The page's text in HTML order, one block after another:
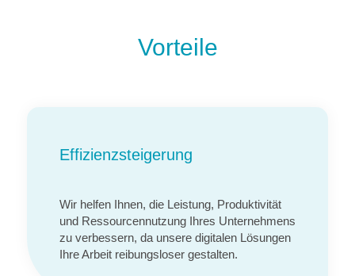
Vorteile
Effizienzsteigerung
Wir helfen Ihnen, die Leistung, Produktivität
und Ressourcennutzung Ihres Unternehmens
zu verbessern, da unsere digitalen Lösungen
Ihre Arbeit reibungsloser gestalten.